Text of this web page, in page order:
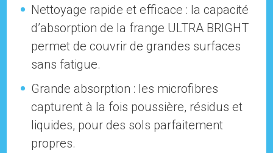
Nettoyage rapide et efficace : la capacité
d’absorption de la frange ULTRA BRIGHT
permet de couvrir de grandes surfaces
sans fatigue.
Grande absorption : les microfibres
capturent à la fois poussière, résidus et
liquides, pour des sols parfaitement
propres.